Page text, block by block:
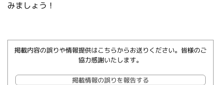
みましょう！
掲載内容の誤りや情報提供はこちらからお送りください。皆様のご
協力感謝いたします。
掲載情報の誤りを報告する